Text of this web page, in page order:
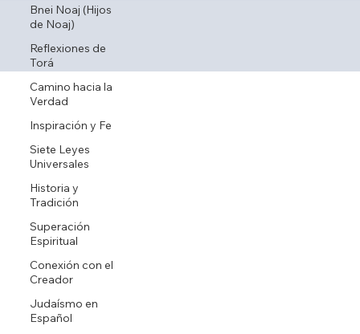
Bnei Noaj (Hijos
de Noaj)
Reflexiones de
Torá
Camino hacia la
Verdad
Inspiración y Fe
Siete Leyes
Universales
Historia y
Tradición
Superación
Espiritual
Conexión con el
Creador
Judaísmo en
Español